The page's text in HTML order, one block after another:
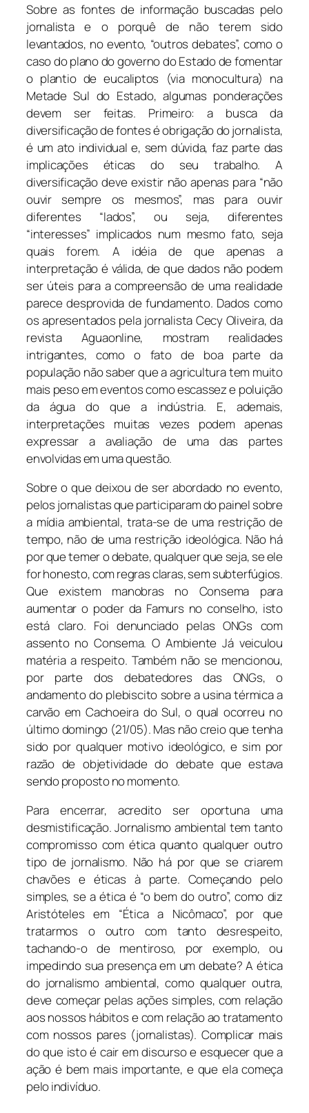
Sobre as fontes de informação buscadas pelo
jornalista e o porquê de não terem sido
levantados, no evento, “outros debates”, como o
caso do plano do governo do Estado de fomentar
o plantio de eucaliptos (via monocultura) na
Metade Sul do Estado, algumas ponderações
devem ser feitas. Primeiro: a busca da
diversificação de fontes é obrigação do jornalista,
é um ato individual e, sem dúvida, faz parte das
implicações éticas do seu trabalho. A
diversificação deve existir não apenas para “não
ouvir sempre os mesmos”, mas para ouvir
diferentes “lados”, ou seja, diferentes
“interesses” implicados num mesmo fato, seja
quais forem. A idéia de que apenas a
interpretação é válida, de que dados não podem
ser úteis para a compreensão de uma realidade
parece desprovida de fundamento. Dados como
os apresentados pela jornalista Cecy Oliveira, da
revista Aguaonline, mostram realidades
intrigantes, como o fato de boa parte da
população não saber que a agricultura tem muito
mais peso em eventos como escassez e poluição
da água do que a indústria. E, ademais,
interpretações muitas vezes podem apenas
expressar a avaliação de uma das partes
envolvidas em uma questão.
Sobre o que deixou de ser abordado no evento,
pelos jornalistas que participaram do painel sobre
a mídia ambiental, trata-se de uma restrição de
tempo, não de uma restrição ideológica. Não há
por que temer o debate, qualquer que seja, se ele
for honesto, com regras claras, sem subterfúgios.
Que existem manobras no Consema para
aumentar o poder da Famurs no conselho, isto
está claro. Foi denunciado pelas ONGs com
assento no Consema. O Ambiente Já veiculou
matéria a respeito. Também não se mencionou,
por parte dos debatedores das ONGs, o
andamento do plebiscito sobre a usina térmica a
carvão em Cachoeira do Sul, o qual ocorreu no
último domingo (21/05). Mas não creio que tenha
sido por qualquer motivo ideológico, e sim por
razão de objetividade do debate que estava
sendo proposto no momento.
Para encerrar, acredito ser oportuna uma
desmistificação. Jornalismo ambiental tem tanto
compromisso com ética quanto qualquer outro
tipo de jornalismo. Não há por que se criarem
chavões e éticas à parte. Começando pelo
simples, se a ética é “o bem do outro”, como diz
Aristóteles em “Ética a Nicômaco”, por que
tratarmos o outro com tanto desrespeito,
tachando-o de mentiroso, por exemplo, ou
impedindo sua presença em um debate? A ética
do jornalismo ambiental, como qualquer outra,
deve começar pelas ações simples, com relação
aos nossos hábitos e com relação ao tratamento
com nossos pares (jornalistas). Complicar mais
do que isto é cair em discurso e esquecer que a
ação é bem mais importante, e que ela começa
pelo indivíduo.